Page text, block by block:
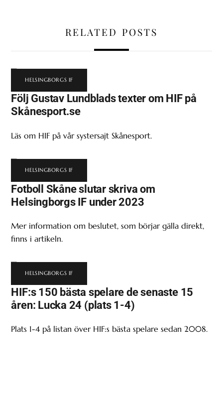
RELATED POSTS
HELSINGBORGS IF
Följ Gustav Lundblads texter om HIF på
Skånesport.se
Läs om HIF på vår systersajt Skånesport.
HELSINGBORGS IF
Fotboll Skåne slutar skriva om
Helsingborgs IF under 2023
Mer information om beslutet, som börjar gälla direkt,
finns i artikeln.
HELSINGBORGS IF
HIF:s 150 bästa spelare de senaste 15
åren: Lucka 24 (plats 1-4)
Plats 1-4 på listan över HIF:s bästa spelare sedan 2008.